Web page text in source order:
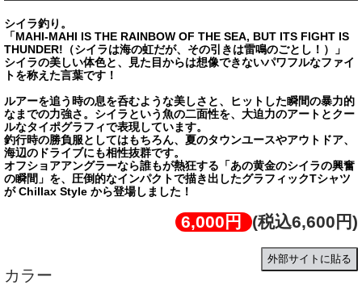
シイラ釣り。
「MAHI-MAHI IS THE RAINBOW OF THE SEA, BUT ITS FIGHT IS
THUNDER!（シイラは海の虹だが、その引きは雷鳴のごとし！）」
シイラの美しい体色と、見た目からは想像できないパワフルなファイ
トを称えた言葉です！
ルアーを追う時の息を呑むような美しさと、ヒットした瞬間の暴力的
なまでの力強さ。シイラという魚の二面性を、大迫力のアートとクー
ルなタイポグラフィで表現しています。
釣行時の勝負服としてはもちろん、夏のタウンユースやアウトドア、
海辺のドライブにも相性抜群です。
オフショアアングラーなら誰もが熱狂する「あの黄金のシイラの興奮
の瞬間」を、圧倒的なインパクトで描き出したグラフィックTシャツ
が Chillax Style から登場しました！
6,000円 (税込6,600円)
外部サイトに貼る
カラー